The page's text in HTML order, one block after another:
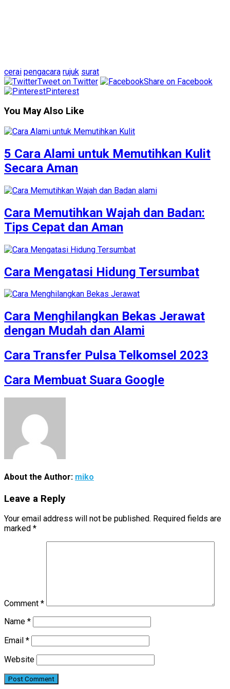
cerai pengacara rujuk surat
Tweet on Twitter
Share on Facebook
Pinterest
You May Also Like
5 Cara Alami untuk Memutihkan Kulit
Secara Aman
Cara Memutihkan Wajah dan Badan:
Tips Cepat dan Aman
Cara Mengatasi Hidung Tersumbat
Cara Menghilangkan Bekas Jerawat
dengan Mudah dan Alami
Cara Transfer Pulsa Telkomsel 2023
Cara Membuat Suara Google
About the Author: miko
Leave a Reply
Your email address will not be published. Required fields are
marked *
Comment *
Name *
Email *
Website